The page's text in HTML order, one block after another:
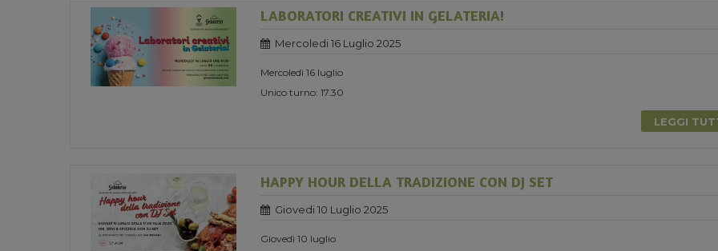
LABORATORI CREATIVI IN GELATERIA!
Mercoledi 16 Luglio 2025
Mercoledì 16 luglio
Unico turno: 17.30
LEGGI
HAPPY HOUR DELLA TRADIZIONE CON DJ SET
Giovedi 10 Luglio 2025
Giovedì 10 luglio